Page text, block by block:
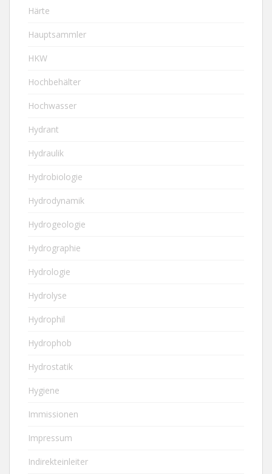
Härte
Hauptsammler
HKW
Hochbehälter
Hochwasser
Hydrant
Hydraulik
Hydrobiologie
Hydrodynamik
Hydrogeologie
Hydrographie
Hydrologie
Hydrolyse
Hydrophil
Hydrophob
Hydrostatik
Hygiene
Immissionen
Impressum
Indirekteinleiter